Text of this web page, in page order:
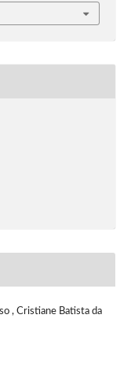
, Cristiane Batista da